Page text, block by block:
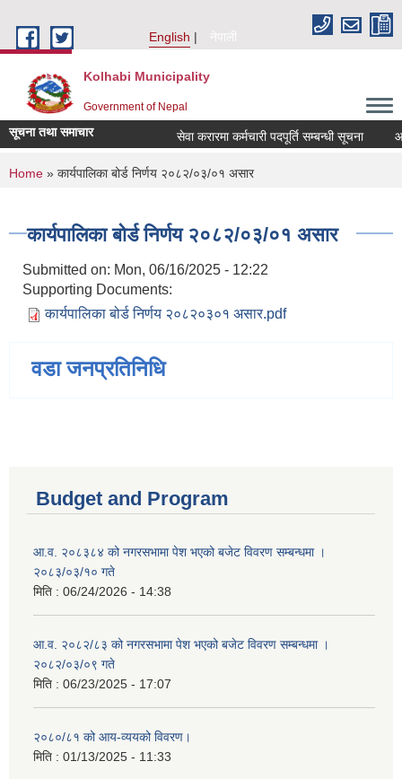
English
नेपाली
Kolhabi Municipality
Government of Nepal
सूचना तथा समाचार सेवा करारमा कर्मचारी पदपूर्ति सम्बन्धी सूचना आ.
You are here
Home » कार्यपालिका बोर्ड निर्णय २०८२/०३/०१ असार
कार्यपालिका बोर्ड निर्णय २०८२/०३/०१ असार
Submitted on: Mon, 06/16/2025 - 12:22
Supporting Documents:
कार्यपालिका बोर्ड निर्णय २०८२०३०१ असार.pdf
वडा जनप्रतिनिधि
Budget and Program
आ.व. २०८३८४ को नगरसभामा पेश भएको बजेट विवरण सम्बन्धमा ।
२०८३/०३/१० गते
मिति : 06/24/2026 - 14:38
आ.व. २०८२/८३ को नगरसभामा पेश भएको बजेट विवरण सम्बन्धमा ।
२०८२/०३/०९ गते
मिति : 06/23/2025 - 17:07
२०८०/८१ को आय-व्ययको विवरण।
मिति : 01/13/2025 - 11:33